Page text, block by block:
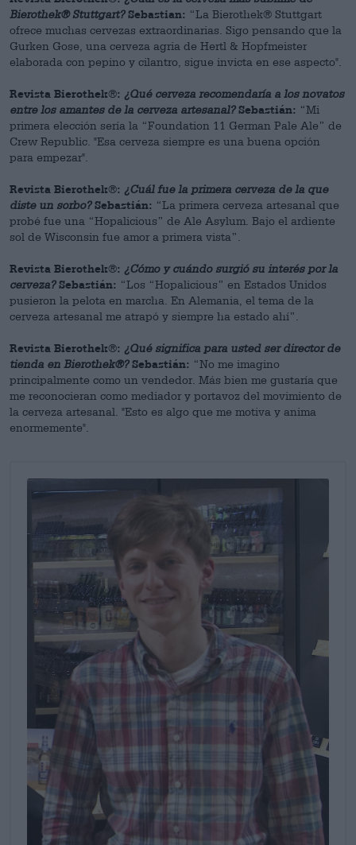
Bierothek® Stuttgart? Sebastian: “La Bierothek® Stuttgart
ofrece muchas cervezas extraordinarias. Sigo pensando que la
Gurken Gose, una cerveza agria de Hertl & Hopfmeister
elaborada con pepino y cilantro, sigue invicta en ese aspecto".
Revista Bierothek®: ¿Qué cerveza recomendaría a los novatos
entre los amantes de la cerveza artesanal? Sebastián: “Mi
primera elección sería la “Foundation 11 German Pale Ale” de
Crew Republic. "Esa cerveza siempre es una buena opción
para empezar".
Revista Bierothek®: ¿Cuál fue la primera cerveza de la que
diste un sorbo? Sebastián: “La primera cerveza artesanal que
probé fue una “Hopalicious” de Ale Asylum. Bajo el ardiente
sol de Wisconsin fue amor a primera vista”.
Revista Bierothek®: ¿Cómo y cuándo surgió su interés por la
cerveza? Sebastián: “Los “Hopalicious” en Estados Unidos
pusieron la pelota en marcha. En Alemania, el tema de la
cerveza artesanal me atrapó y siempre ha estado ahí”.
Revista Bierothek®: ¿Qué significa para usted ser director de
tienda en Bierothek®? Sebastián: “No me imagino
principalmente como un vendedor. Más bien me gustaría que
me reconocieran como mediador y portavoz del movimiento de
la cerveza artesanal. "Esto es algo que me motiva y anima
enormemente".